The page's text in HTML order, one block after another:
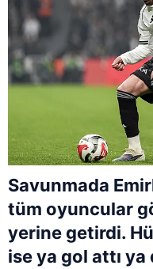
Savunmada
tüm oyuncular
yerine getirdi.
ise ya gol attı ya